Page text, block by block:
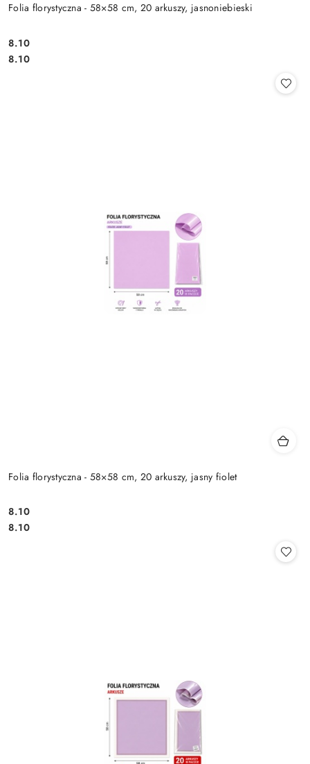
Folia florystyczna - 58×58 cm, 20 arkuszy, jasnoniebieski
Cena:
8.10
Cena:
8.10
Folia florystyczna - 58×58 cm, 20 arkuszy, jasny fiolet
Cena:
8.10
Cena:
8.10